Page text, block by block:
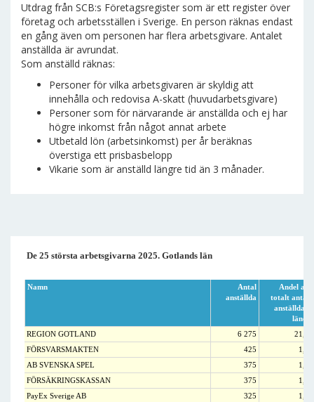
Utdrag från SCB:s Företagsregister som är ett register över
företag och arbetsställen i Sverige. En person räknas endast
en gång även om personen har flera arbetsgivare. Antalet
anställda är avrundat.
Som anställd räknas:
Personer för vilka arbetsgivaren är skyldig att
innehålla och redovisa A-skatt (huvudarbetsgivare)
Personer som för närvarande är anställda och ej har
högre inkomst från något annat arbete
Utbetald lön (arbetsinkomst) per år beräknas
överstiga ett prisbasbelopp
Vikarie som är anställd längre tid än 3 månader.
De 25 största arbetsgivarna 2025. Gotlands län
Namn
Antal
anställda
Andel av
totalt antal
anställda i
länet
REGION GOTLAND
6 275
21,7
FÖRSVARSMAKTEN
425
1,5
AB SVENSKA SPEL
375
1,3
FÖRSÄKRINGSKASSAN
375
1,3
PayEx Sverige AB
325
1,1